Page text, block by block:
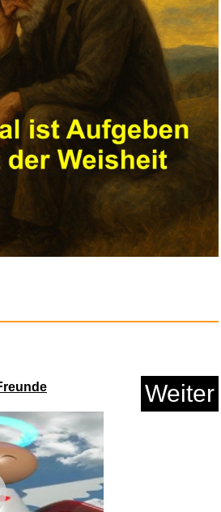
Control Fight - ...
Anzeige
Weiter